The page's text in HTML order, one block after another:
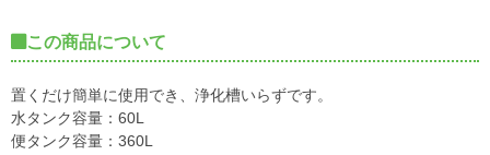
この商品について
置くだけ簡単に使用でき、浄化槽いらずです。
水タンク容量：60L
便タンク容量：360L